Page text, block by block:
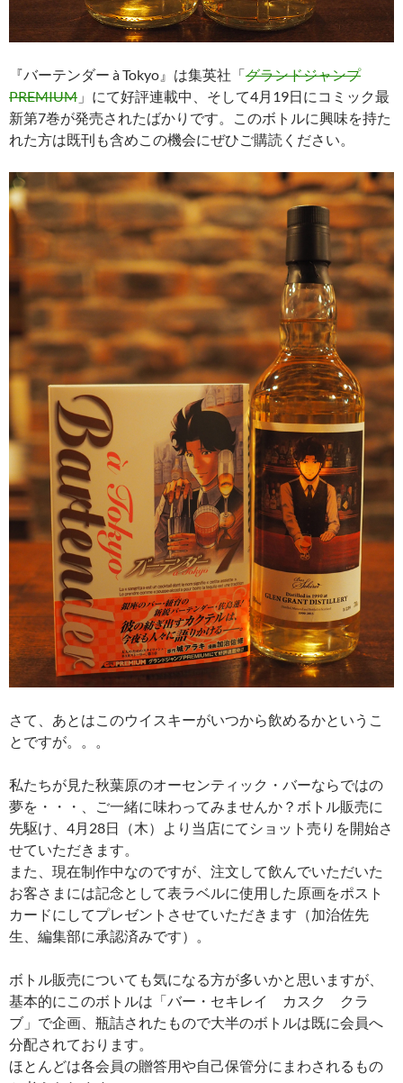
『バーテンダー à Tokyo』は集英社「グランドジャンプ
PREMIUM 」にて好評連載中、そして4月19日にコミック最
新第7巻が発売されたばかりです。このボトルに興味を持た
れた方は既刊も含めこの機会にぜひご購読ください。
さて、あとはこのウイスキーがいつから飲めるかというこ
とですが。。。
私たちが見た秋葉原のオーセンティック・バーならではの
夢を・・・、ご一緒に味わってみませんか？ボトル販売に
先駆け、4月28日（木）より当店にてショット売りを開始さ
せていただきます。
また、現在制作中なのですが、注文して飲んでいただいた
お客さまには記念として表ラベルに使用した原画をポスト
カードにしてプレゼントさせていただきます（加治佐先
生、編集部に承認済みです）。
ボトル販売についても気になる方が多いかと思いますが、
基本的にこのボトルは「バー・セキレイ カスク クラ
ブ」で企画、瓶詰されたもので大半のボトルは既に会員へ
分配されております。
ほとんどは各会員の贈答用や自己保管分にまわされるもの